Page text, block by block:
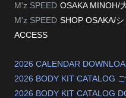
M'z SPEED OSAKA MINOH/
M'z SPEED SHOP OSAKA/
ACCESS
2026 CALENDAR
2026 BODY KIT CATALOG
2026 BODY KIT CATALOG